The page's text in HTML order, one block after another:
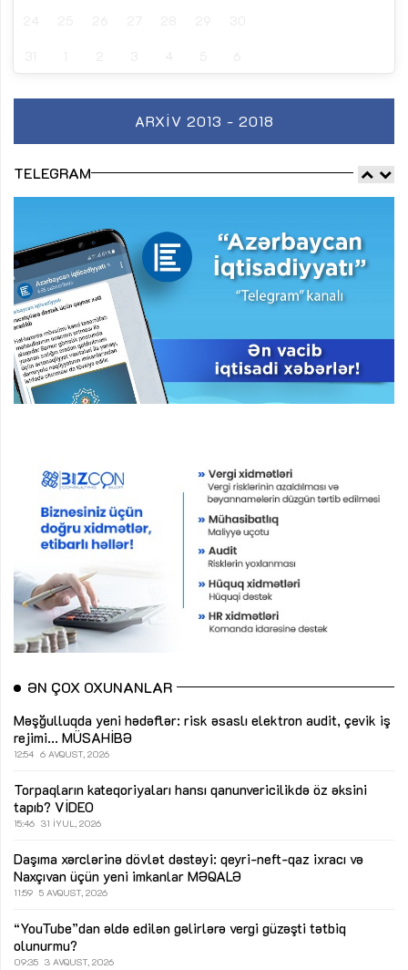
ARXIV 2013 - 2018
TELEGRAM
ƏN ÇOX OXUNANLAR
Məşğulluqda yeni hədəflər: risk əsaslı elektron audit, çevik iş
rejimi... MÜSAHİBƏ
12:54 6 AVQUST, 2026
Torpaqların kateqoriyaları hansı qanunvericilikdə öz əksini
tapıb? VİDEO
15:46 31 İYUL, 2026
Daşıma xərclərinə dövlət dəstəyi: qeyri-neft-qaz ixracı və
Naxçıvan üçün yeni imkanlar MƏQALƏ
11:59 5 AVQUST, 2026
“YouTube”dan əldə edilən gəlirlərə vergi güzəşti tətbiq
olunurmu?
09:35 3 AVQUST, 2026